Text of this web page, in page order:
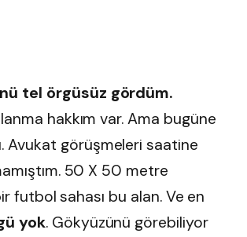
tel örgüsüz gördüm.
hakkım var. Ama bugüne
Avukat görüşmeleri saatine
50 X 50 metre
futbol sahası bu alan. Ve en
yok. Gökyüzünü görebiliyor